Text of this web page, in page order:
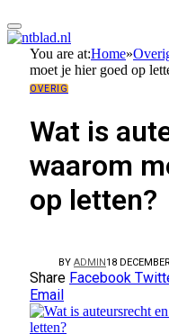
You are at:Home»
moet je hier goed op
OVERIG
Wat is
waarom
op letten?
BY ADMIN18
Share Facebook
Email